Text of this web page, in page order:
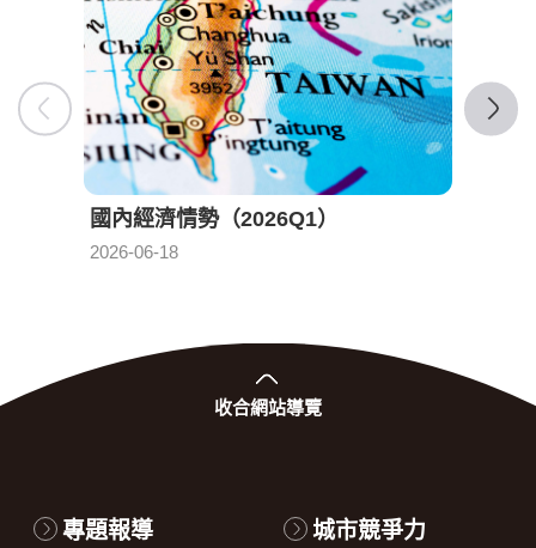
國內經濟情勢（2026Q1）
2026-06-18
發布日期：
收合網站導覽
專題報導 城市競爭力